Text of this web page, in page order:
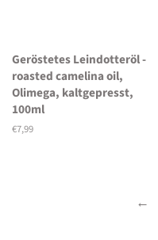
Geröstetes Leindotteröl -
roasted camelina oil,
Olimega, kaltgepresst,
100ml
Normaler
€7,99
←